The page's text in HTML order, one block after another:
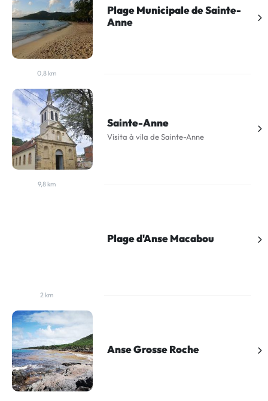
Plage Municipale de Sainte-
Anne
0,8 km
Sainte-Anne
Visita à vila de Sainte-Anne
9,8 km
Plage d'Anse Macabou
2 km
Anse Grosse Roche